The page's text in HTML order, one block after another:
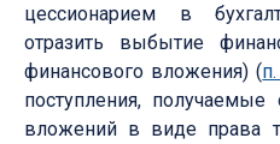
цессионарием в
отразить выбытие
финансового вложения) (
поступления,
вложений в виде права